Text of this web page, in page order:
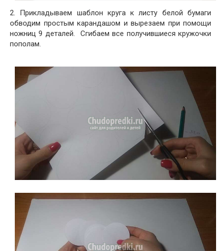
2. Прикладываем шаблон круга к листу белой бумаги
обводим простым карандашом и вырезаем при помощи
ножниц 9 деталей. Сгибаем все получившиеся кружочки
пополам.